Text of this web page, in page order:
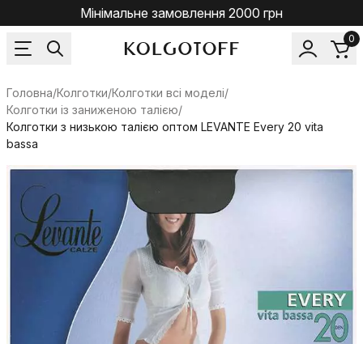
Мінімальне замовлення 2000 грн
0
Головна/Колготки/Колготки всі моделі/
Колготки із заниженою талією/
Колготки з низькою талією оптом LEVANTE Every 20 vita
bassa